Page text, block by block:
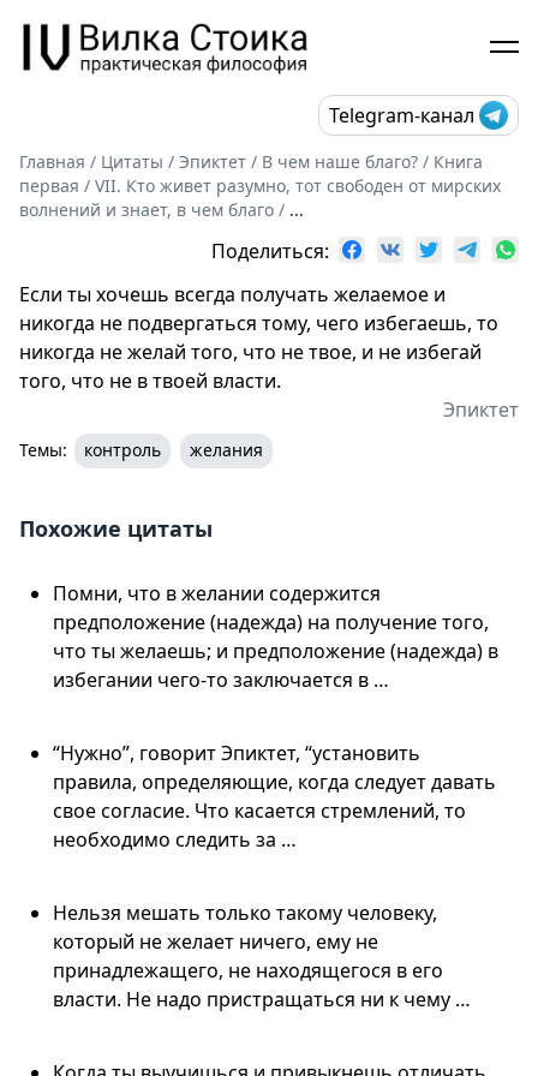
Telegram-канал
Главная / Цитаты / Эпиктет / В чем наше благо? / Книга
первая / VII. Кто живет разумно, тот свободен от мирских
волнений и знает, в чем благо / ...
Поделиться:
Если ты хочешь всегда получать желаемое и
никогда не подвергаться тому, чего избегаешь, то
никогда не желай того, что не твое, и не избегай
того, что не в твоей власти.
Эпиктет
Темы: контроль желания
Похожие цитаты
Помни, что в желании содержится
предположение (надежда) на получение того,
что ты желаешь; и предположение (надежда) в
избегании чего-то заключается в …
“Нужно”, говорит Эпиктет, “установить
правила, определяющие, когда следует давать
свое согласие. Что касается стремлений, то
необходимо следить за …
Нельзя мешать только такому человеку,
который не желает ничего, ему не
принадлежащего, не находящегося в его
власти. Не надо пристращаться ни к чему …